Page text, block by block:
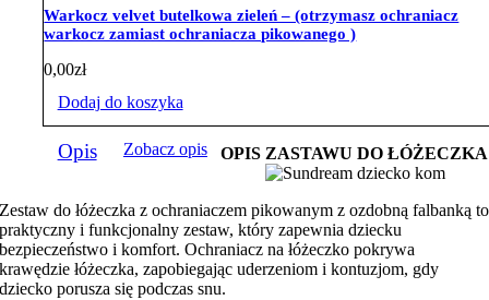
Warkocz velvet butelkowa zieleń – (otrzymasz ochraniacz
warkocz zamiast ochraniacza pikowanego )
0,00zł
Dodaj do koszyka
Opis Zobacz opis OPIS ZASTAWU DO ŁÓŻECZKA
Zestaw do łóżeczka z ochraniaczem pikowanym z ozdobną falbanką to
praktyczny i funkcjonalny zestaw, który zapewnia dziecku
bezpieczeństwo i komfort. Ochraniacz na łóżeczko pokrywa
krawędzie łóżeczka, zapobiegając uderzeniom i kontuzjom, gdy
dziecko porusza się podczas snu.